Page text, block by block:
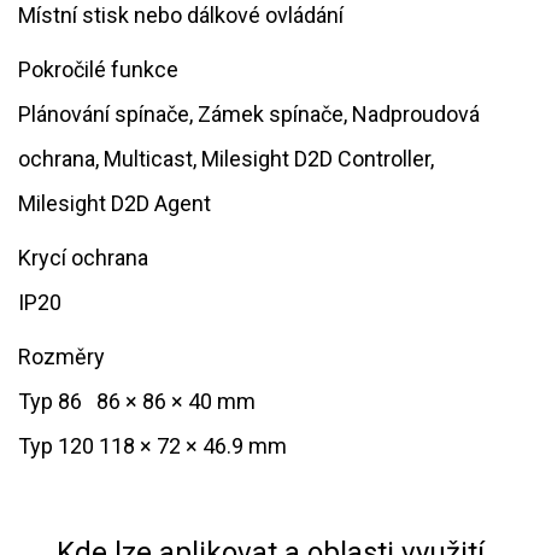
Místní stisk nebo dálkové ovládání
Pokročilé funkce
Plánování spínače, Zámek spínače, Nadproudová
ochrana, Multicast, Milesight D2D Controller,
Milesight D2D Agent
Krycí ochrana
IP20
Rozměry
Typ 86
​86 × 86 × 40 mm
Typ 120 118 × 72 × 46.9 mm